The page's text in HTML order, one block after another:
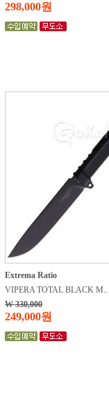
298,000원
Extrema Ratio
VIPERA TOTAL BLACK M..
W 330,000
249,000원